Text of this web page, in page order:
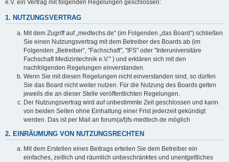
e.V. ein Vertrag mit folgenden Regelungen geschlossen:
1. NUTZUNGSVERTRAG
Mit dem Zugriff auf „medtechs.de“ (im Folgenden „das Board“) schließen
Sie einen Nutzungsvertrag mit dem Betreiber des Boards ab (im
Folgenden „Betreiber“, "Fachschaft", "IFS" oder "Interuniversitäre
Fachschaft Medizintechnik e.V." ) und erklären sich mit den
nachfolgenden Regelungen einverstanden.
Wenn Sie mit diesen Regelungen nicht einverstanden sind, so dürfen
Sie das Board nicht weiter nutzen. Für die Nutzung des Boards gelten
jeweils die an dieser Stelle veröffentlichten Regelungen.
Der Nutzungsvertrag wird auf unbestimmte Zeit geschlossen und kann
von beiden Seiten ohne Einhaltung einer Frist jederzeit gekündigt
werden. Das ist per Mail an forum(a/t)fs-medtech.de möglich
2. EINRÄUMUNG VON NUTZUNGSRECHTEN
Mit dem Erstellen eines Beitrags erteilen Sie dem Betreiber ein
einfaches, zeitlich und räumlich unbeschränktes und unentgeltliches